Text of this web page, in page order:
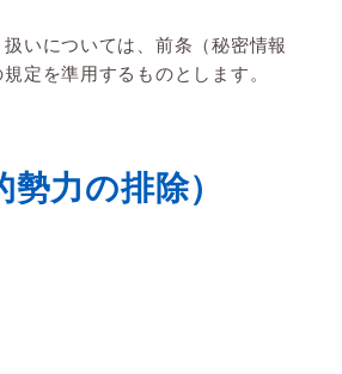
いについては、前条（秘密情報
定を準用するものとします。
勢力の排除）